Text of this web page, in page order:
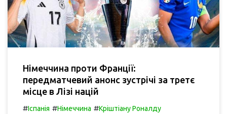
Німеччина проти Франції:
передматчевий анонс зустрічі за третє
місце в Лізі націй
#Іспанія #Німеччина #Кріштіану Роналду